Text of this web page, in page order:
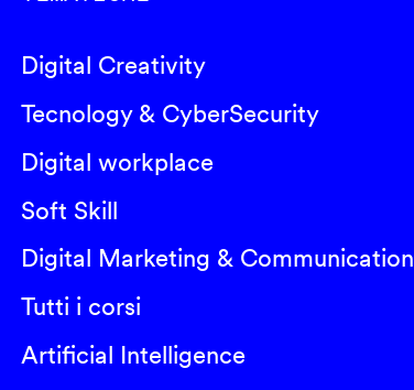
Digital Creativity
Tecnology & CyberSecurity
Digital workplace
Soft Skill
Digital Marketing & Communication
Tutti i corsi
Artificial Intelligence